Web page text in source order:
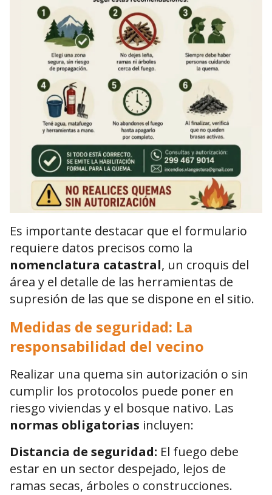
Es importante destacar que el formulario
requiere datos precisos como la
nomenclatura catastral, un croquis del
área y el detalle de las herramientas de
supresión de las que se dispone en el sitio.
Medidas de seguridad: La
responsabilidad del vecino
Realizar una quema sin autorización o sin
cumplir los protocolos puede poner en
riesgo viviendas y el bosque nativo. Las
normas obligatorias incluyen:
Distancia de seguridad: El fuego debe
estar en un sector despejado, lejos de
ramas secas, árboles o construcciones.